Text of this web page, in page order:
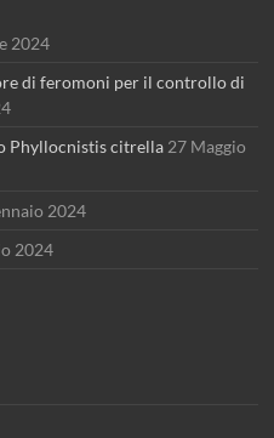
2024
di feromoni per il controllo di
Phyllocnistis citrella 27 Maggio
2024
2024